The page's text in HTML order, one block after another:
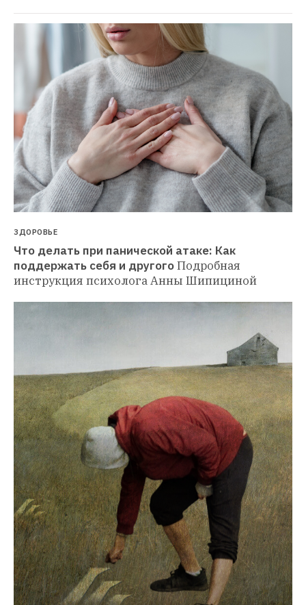
ЗДОРОВЬЕ
Что делать при панической атаке: Как
поддержать себя и другогоПодробная
инструкция психолога Анны Шипициной